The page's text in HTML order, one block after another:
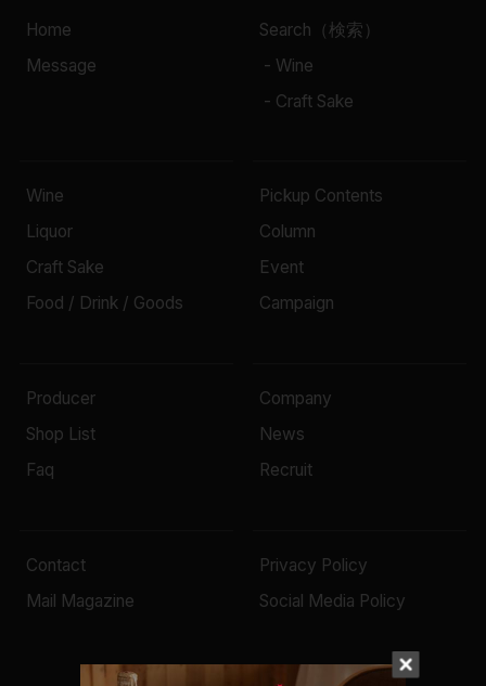
Home
Message
Search（検索）
- Wine
- Craft Sake
Wine
Liquor
Craft Sake
Food / Drink / Goods
Pickup Contents
Column
Event
Campaign
Producer
Shop List
Faq
Company
News
Recruit
Contact
Mail Magazine
Privacy Policy
Social Media Policy